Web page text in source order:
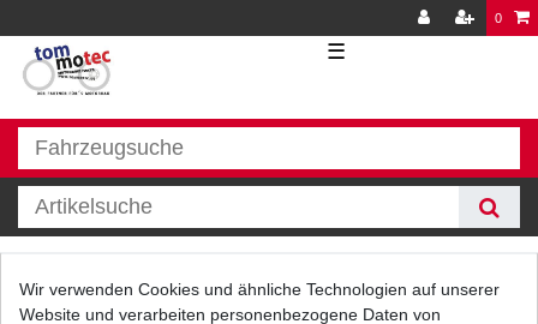
0
☰
Zubehör
Wir verwenden Cookies und ähnliche Technologien auf unserer
Website und verarbeiten personenbezogene Daten von